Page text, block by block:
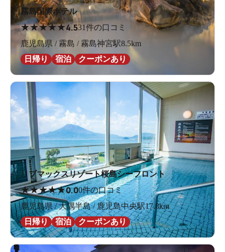
霧島国際ホテル
★★★★★4.531件の口コミ
鹿児島県 / 霧島 / 霧島神宮駅8.5km
日帰り
宿泊 クーポンあり
リブマックスリゾート桜島シーフロント
★★★★★0.00件の口コミ
鹿児島県 / 大隅半島 / 鹿児島中央駅17.8km
日帰り
宿泊 クーポンあり